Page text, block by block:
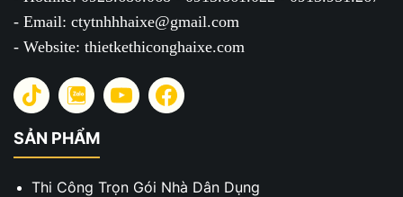
- Email: ctytnhhhaixe@gmail.com
- Website: thietkethiconghaixe.com
SẢN PHẨM
Thi Công Trọn Gói Nhà Dân Dụng